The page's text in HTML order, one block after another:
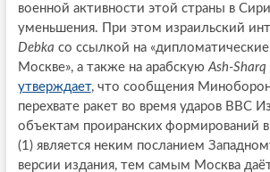
военной активности этой страны в
уменьшения. При этом израильский
Debka со ссылкой на
Москве», а также на арабскую Ash-
утверждает, что сообщения
перехвате ракет во время ударов ВВС
объектам проиранских формирований
(1) является неким посланием
версии издания, тем самым Москва